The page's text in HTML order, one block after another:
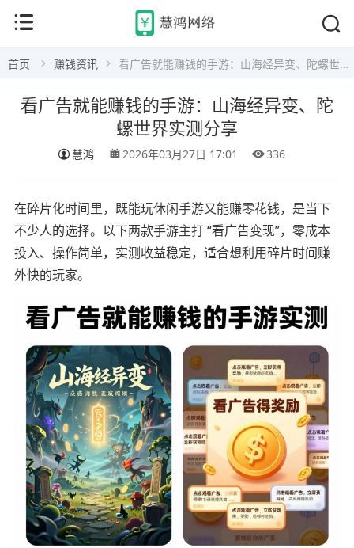
首页 赚钱资讯 看广告就能赚钱的手游：山海经异变、陀螺世界实测分享
看广告就能赚钱的手游：山海经异变、陀
螺世界实测分享
慧鸿 2026年03月27日 17:01 336
在碎片化时间里，既能玩休闲手游又能赚零花钱，是当下
不少人的选择。以下两款手游主打 “看广告变现”，零成本
投入、操作简单，实测收益稳定，适合想利用碎片时间赚
外快的玩家。